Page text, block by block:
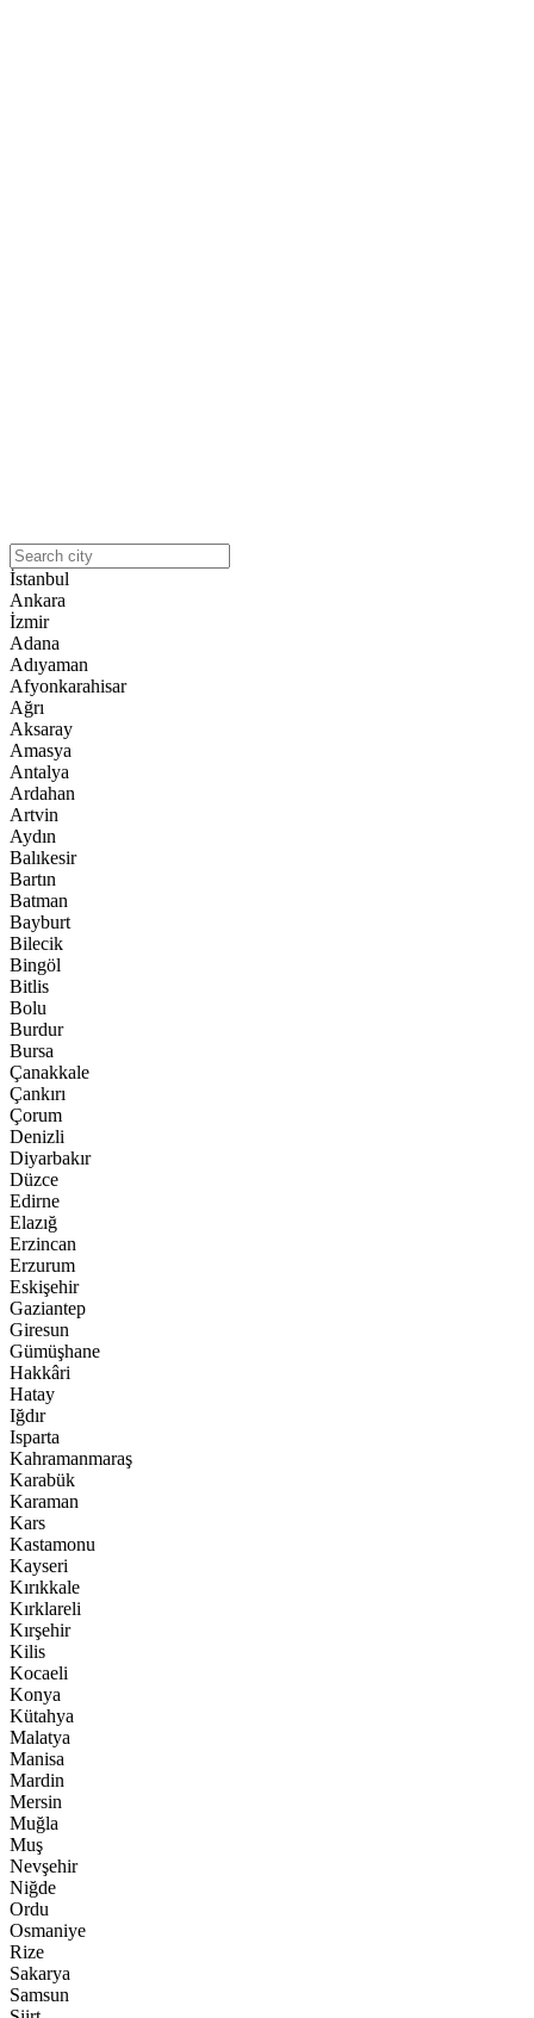
İstanbul
Ankara
İzmir
Adana
Adıyaman
Afyonkarahisar
Ağrı
Aksaray
Amasya
Antalya
Ardahan
Artvin
Aydın
Balıkesir
Bartın
Batman
Bayburt
Bilecik
Bingöl
Bitlis
Bolu
Burdur
Bursa
Çanakkale
Çankırı
Çorum
Denizli
Diyarbakır
Düzce
Edirne
Elazığ
Erzincan
Erzurum
Eskişehir
Gaziantep
Giresun
Gümüşhane
Hakkâri
Hatay
Iğdır
Isparta
Kahramanmaraş
Karabük
Karaman
Kars
Kastamonu
Kayseri
Kırıkkale
Kırklareli
Kırşehir
Kilis
Kocaeli
Konya
Kütahya
Malatya
Manisa
Mardin
Mersin
Muğla
Muş
Nevşehir
Niğde
Ordu
Osmaniye
Rize
Sakarya
Samsun